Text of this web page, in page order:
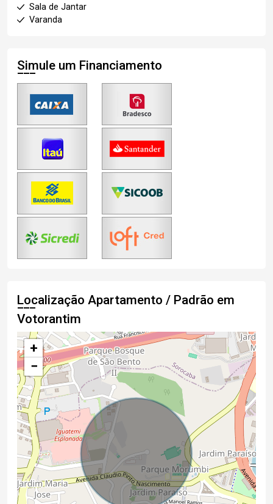
Sala de Jantar
Varanda
Simule um Financiamento
Localização Apartamento / Padrão em
Votorantim
+
−